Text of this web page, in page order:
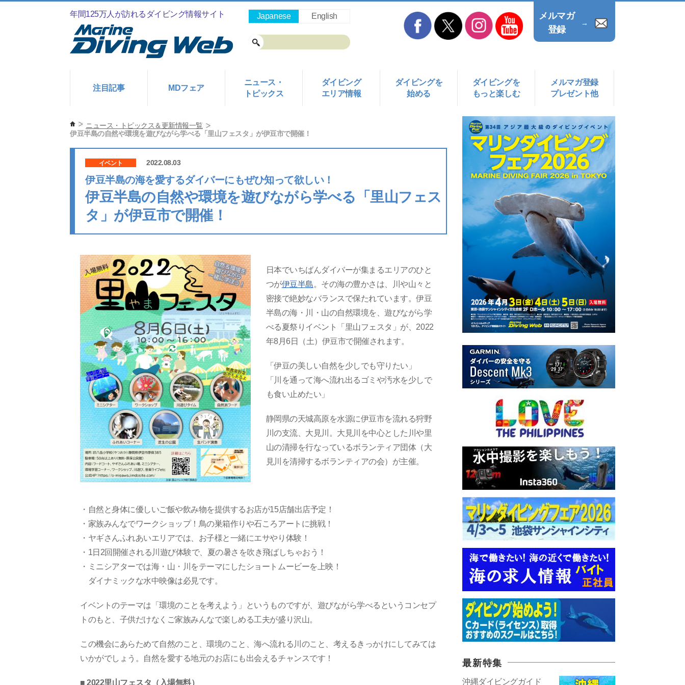
年間125万人が訪れるダイビング情報サイト
注目記事 MDフェア
ニュース・
トピックス
ダイビング
エリア情報
ダイビングを
始める
ダイビングを
もっと楽しむ
メルマガ登録
プレゼント他
メルマガ
登録
→
Japanese English
ニュース・トピックス＆更新情報一覧
伊豆半島の自然や環境を遊びながら学べる「里山フェスタ」が伊豆市で開催！
イベント 2022.08.03
伊豆半島の海を愛するダイバーにもぜひ知って欲しい！
伊豆半島の自然や環境を遊びながら学べる「里山フェス
タ」が伊豆市で開催！
日本でいちばんダイバーが集まるエリアのひと
つが伊豆半島。その海の豊かさは、川や山々と
密接で絶妙なバランスで保たれています。伊豆
半島の海・川・山の自然環境を、遊びながら学
べる夏祭りイベント「里山フェスタ」が、2022
年8月6日（土）伊豆市で開催されます。
「伊豆の美しい自然を少しでも守りたい」
「川を通って海へ流れ出るゴミや汚水を少しで
も食い止めたい」
静岡県の天城高原を水源に伊豆市を流れる狩野
川の支流、大見川。大見川を中心とした川や里
山の清掃を行なっているボランティア団体（大
見川を清掃するボランティアの会）が主催。
・自然と身体に優しいご飯や飲み物を提供するお店が15店舗出店予定！
・家族みんなでワークショップ！鳥の巣箱作りや石ころアートに挑戦！
・ヤギさんふれあいエリアでは、お子様と一緒にエサやり体験！
・1日2回開催される川遊び体験で、夏の暑さを吹き飛ばしちゃおう！
・ミニシアターでは海・山・川をテーマにしたショートムービーを上映！
ダイナミックな水中映像は必見です。
イベントのテーマは「環境のことを考えよう」というものですが、遊びながら学べるというコンセプ
トのもと、子供だけなくご家族みんなで楽しめる工夫が盛り沢山。
この機会にあらためて自然のこと、環境のこと、海へ流れる川のこと、考えるきっかけにしてみては
いかがでしょう。自然を愛する地元のお店にも出会えるチャンスです！
■ 2022里山フェスタ（入場無料）
最新特集
沖縄ダイビングガイド